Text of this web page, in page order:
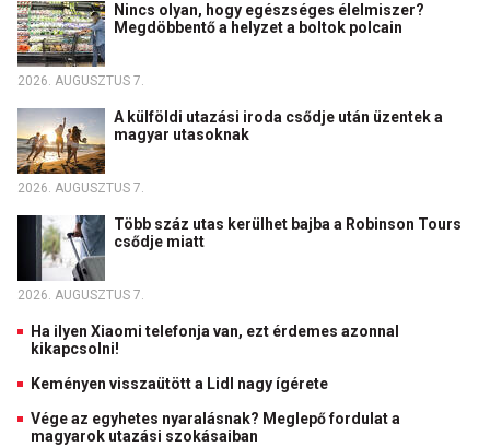
Nincs olyan, hogy egészséges élelmiszer?
Megdöbbentő a helyzet a boltok polcain
2026. AUGUSZTUS 7.
A külföldi utazási iroda csődje után üzentek a
magyar utasoknak
2026. AUGUSZTUS 7.
Több száz utas kerülhet bajba a Robinson Tours
csődje miatt
2026. AUGUSZTUS 7.
Ha ilyen Xiaomi telefonja van, ezt érdemes azonnal
kikapcsolni!
Keményen visszaütött a Lidl nagy ígérete
Vége az egyhetes nyaralásnak? Meglepő fordulat a
magyarok utazási szokásaiban